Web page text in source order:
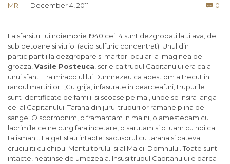
MR December 4, 2011  0
La sfarsitul lui noiembrie 1940 cei 14 sunt dezgropati la Jilava, de
sub betoane si vitriol (acid sulfuric concentrat). Unul din
participantii la dezgropare si martori ocular la imaginea de
groaza, Vasile Posteuca , scrie ca trupul Capitanului era ca al
unui sfant. Era miracolul lui Dumnezeu ca acest om a trecut in
randul martirilor. „Cu grija, infasurate in cearceafuri, trupurile
sunt identificate de familii si scoase pe mal, unde se insira langa
cel al Capitanului. Tarana din jurul trupurilor ramane plina de
sange. O scormonim, o framantam in maini, o amestecam cu
lacrimile ce ne curg fara incetare, o sarutam si o luam cu noi ca
talisman… La gat stau intacte: sacusorul cu tarana si cateva
cruciuliti cu chipul Mantuitorului si al Maicii Domnului. Toate sunt
intacte, neatinse de umezeala. Insusi trupul Capitanului e parca